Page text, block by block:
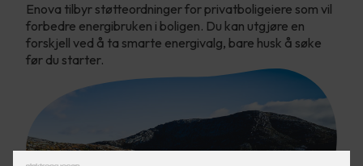
Enova tilbyr støtteordninger for privatboligeiere som vil
forbedre energibruken i boligen. Du kan utgjøre en
forskjell ved å ta smarte energivalg, bare husk å søke
før du starter.